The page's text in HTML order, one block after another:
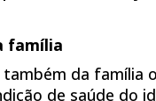
família
da família
de saúde do